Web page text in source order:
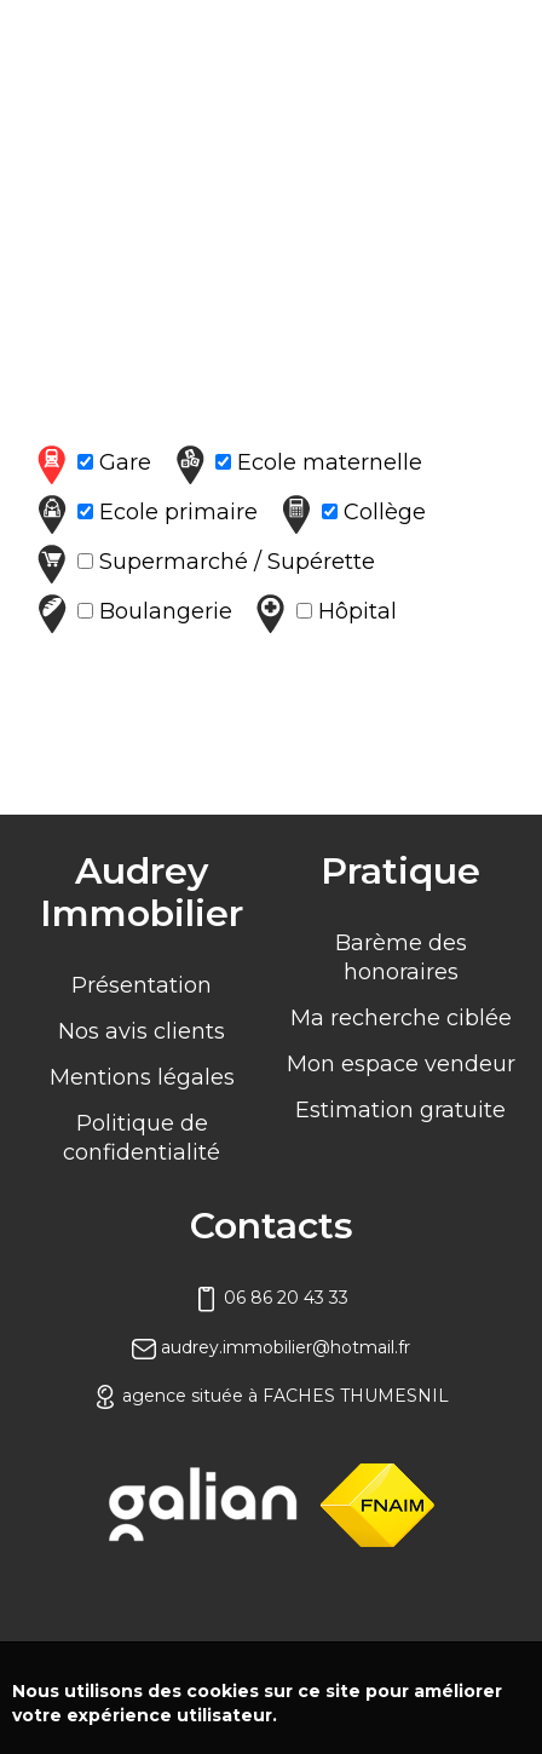
Gare
Ecole maternelle
Ecole primaire
Collège
Supermarché / Supérette
Boulangerie
Hôpital
Audrey
Immobilier
Présentation
Nos avis clients
Mentions légales
Politique de
confidentialité
Pratique
Barème des
honoraires
Ma recherche ciblée
Mon espace vendeur
Estimation gratuite
Contacts
06 86 20 43 33
audrey.immobilier@hotmail.fr
agence située à FACHES THUMESNIL
Nous utilisons des cookies sur ce site pour améliorer
votre expérience utilisateur.